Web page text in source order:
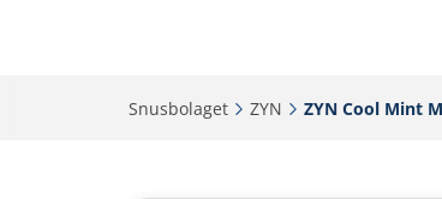
Snusbolaget‎ ZYN‎ ZYN Cool Mint